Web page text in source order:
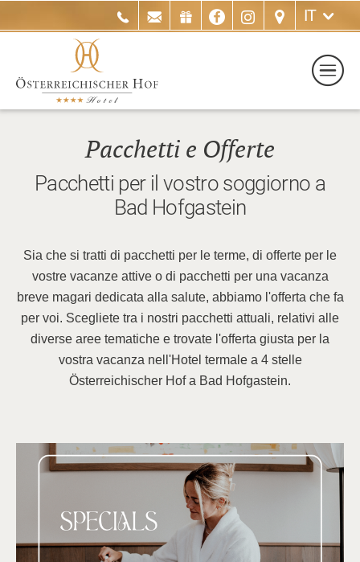
IT
Pacchetti e Offerte
Pacchetti per il vostro soggiorno a
Bad Hofgastein
Sia che si tratti di pacchetti per le terme, di offerte per le
vostre vacanze attive o di pacchetti per una vacanza
breve magari dedicata alla salute, abbiamo l'offerta che fa
per voi. Scegliete tra i nostri pacchetti attuali, relativi alle
diverse aree tematiche e trovate l'offerta giusta per la
vostra vacanza nell'Hotel termale a 4 stelle
Österreichischer Hof a Bad Hofgastein.